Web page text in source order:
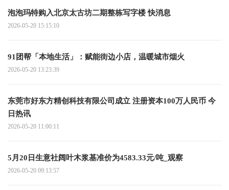
泡泡玛特购入北京太古坊二期整栋写字楼 快消息
2026-05-20 15:15:10
91团帮「本地生活」：赋能街边小店，温暖城市烟火
2026-05-20 13:23:39
东莞市好东方精创科技有限公司成立 注册资本100万人民币 今
日热讯
2026-05-20 11:00:11
5月20日生意社阔叶木浆基准价为4583.33元/吨_观察
2026-05-20 09:13:57